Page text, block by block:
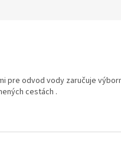
pre odvod vody zaručuje
cestách .